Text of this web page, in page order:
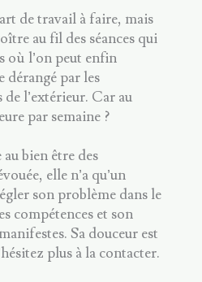
de travail à faire, mais
au fil des séances qui
où l’on peut enfin
dérangé par les
l’extérieur. Car au
par semaine ?
bien être des
elle n’a qu’un
son problème dans le
compétences et son
Sa douceur est
plus à la contacter.